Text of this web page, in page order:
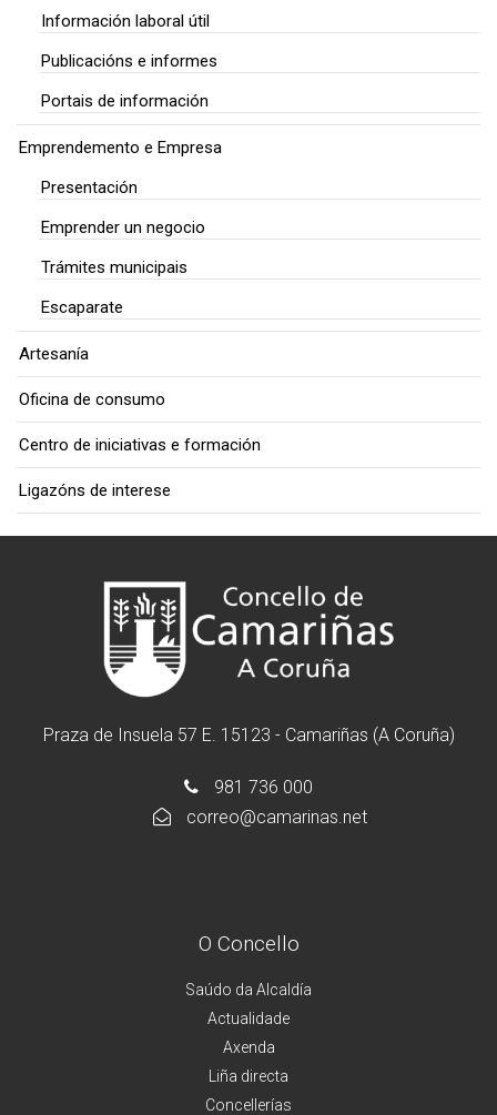
Información laboral útil
Publicacións e informes
Portais de información
Emprendemento e Empresa
Presentación
Emprender un negocio
Trámites municipais
Escaparate
Artesanía
Oficina de consumo
Centro de iniciativas e formación
Ligazóns de interese
Praza de Insuela 57 E. 15123 - Camariñas (A Coruña)
981 736 000
correo@camarinas.net
O Concello
Saúdo da Alcaldía
Actualidade
Axenda
Liña directa
Concellerías